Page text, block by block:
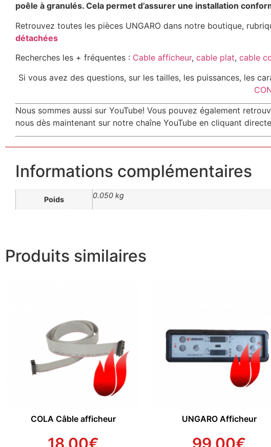
poêle à granulés. Cela permet d’assurer une installation
Retrouvez toutes les pièces UNGARO dans notre boutique,
détachées
Recherches les + fréquentes : Cable afficheur, cable plat, cable
Si vous avez des questions, sur les tailles, les puissances, les
Nous sommes aussi sur YouTube! Vous pouvez également
nous dès maintenant sur notre chaîne YouTube en cliquant
Informations complémentaires
Poids 0.050 kg
Produits similaires
COLA Câble afficheur
18.00€
UNGARO Afficheur
99.00€